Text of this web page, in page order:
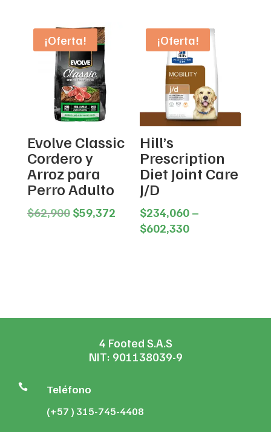
through
$348,715
¡Oferta!
Evolve Classic
Cordero y
Arroz para
Perro Adulto
$62,900 Original
$59,372Current
price
¡Oferta!
Hill’s
Prescription
Diet Joint Care
J/D
$234,060 –
$602,330Price
4 Footed S.A.S
NIT: 901138039-9
 Teléfono
(+57 ) 315-745-4408